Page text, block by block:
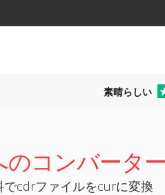
素晴らしい
のコンバーター
cdrファイルをcurに変換